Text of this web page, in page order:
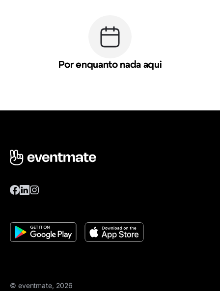
Por enquanto nada aqui
© eventmate, 2026